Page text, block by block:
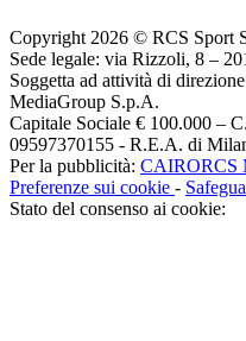
Copyright 2026 © RCS Sport
Sede legale: via Rizzoli, 8 –
Soggetta ad attività di
MediaGroup S.p.A.
Capitale Sociale € 100.000 –
09597370155 - R.E.A. di
Per la pubblicità: CAIRORCS
Preferenze sui cookie -
Stato del consenso ai cookie: